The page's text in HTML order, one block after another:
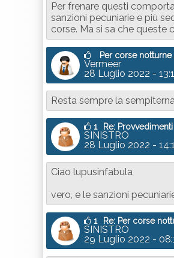
Per frenare questi
sanzioni pecuniarie e più
corse. Ma si sa che queste
Per corse
Vermeer
28 Luglio 2022 -
Resta sempre la
1 Re: Provvedimenti
SINISTRO
28 Luglio 2022 -
Ciao lupusinfabula
vero, e le sanzioni
1 Re: Per corse
SINISTRO
29 Luglio 2022 -